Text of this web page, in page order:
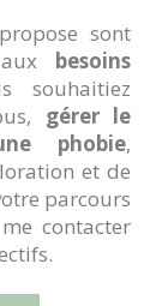
sont
besoins
souhaitiez
gérer le
phobie,
et de
parcours
contacter